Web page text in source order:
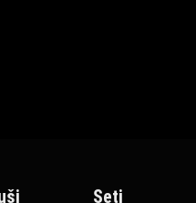
Seti